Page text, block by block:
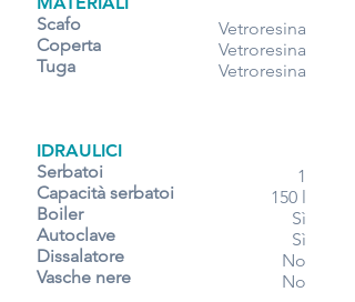
Scafo
Coperta
Tuga
IDRAULICI
Serbatoi
Capacità serbatoi
Boiler
Autoclave
Dissalatore
Vasche nere
Vetroresina
Vetroresina
Vetroresina
1
150 l
Sì
Sì
No
No